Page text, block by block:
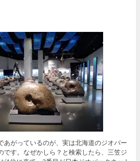
あがっているのが、実は北海道のジオパー
です。なぜかしら？と検索したら、三笠ジ